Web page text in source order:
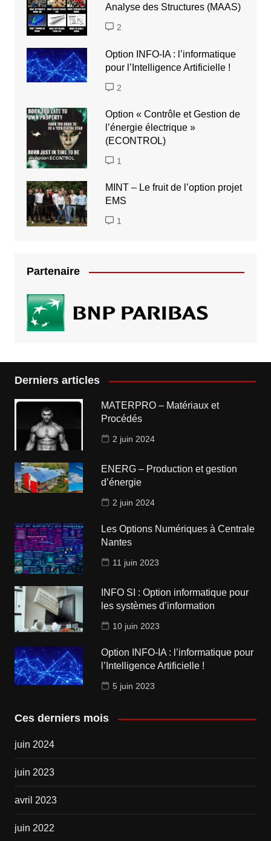
Analyse des Structures (MAAS)
2
Option INFO-IA : l’informatique
pour l’Intelligence Artificielle !
2
Option « Contrôle et Gestion de
l’énergie électrique »
(ECONTROL)
1
MINT – Le fruit de l’option projet
EMS
1
Partenaire
Derniers articles
MATERPRO – Matériaux et
Procédés
2 juin 2024
ENERG – Production et gestion
d’énergie
2 juin 2024
Les Options Numériques à Centrale
Nantes
11 juin 2023
INFO SI : Option informatique pour
les systèmes d’information
10 juin 2023
Option INFO-IA : l’informatique pour
l’Intelligence Artificielle !
5 juin 2023
Ces derniers mois
juin 2024
juin 2023
avril 2023
juin 2022